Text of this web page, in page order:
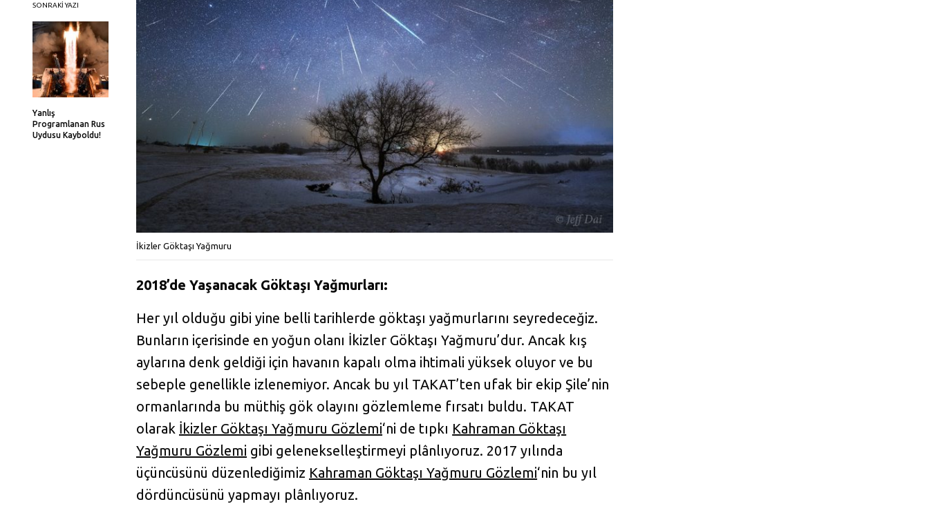
SONRAKI YAZI
Yanlış
Programlanan Rus
Uydusu Kayboldu!
İkizler Göktaşı Yağmuru
2018’de Yaşanacak Göktaşı Yağmurları:
Her yıl olduğu gibi yine belli tarihlerde göktaşı yağmurlarını seyredeceğiz.
Bunların içerisinde en yoğun olanı İkizler Göktaşı Yağmuru’dur. Ancak kış
aylarına denk geldiği için havanın kapalı olma ihtimali yüksek oluyor ve bu
sebeple genellikle izlenemiyor. Ancak bu yıl TAKAT’ten ufak bir ekip Şile’nin
ormanlarında bu müthiş gök olayını gözlemleme fırsatı buldu. TAKAT
olarak İkizler Göktaşı Yağmuru Gözlemi‘ni de tıpkı Kahraman Göktaşı
Yağmuru Gözlemi gibi gelenekselleştirmeyi plânlıyoruz. 2017 yılında
üçüncüsünü düzenlediğimiz Kahraman Göktaşı Yağmuru Gözlemi‘nin bu yıl
dördüncüsünü yapmayı plânlıyoruz.